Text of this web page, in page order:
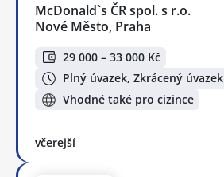
McDonald`s ČR spol. s r.o.
Nové Město, Praha
29 000 – 33 000 Kč
Plný úvazek, Zkrácený úvazek
Vhodné také pro cizince
včerejší